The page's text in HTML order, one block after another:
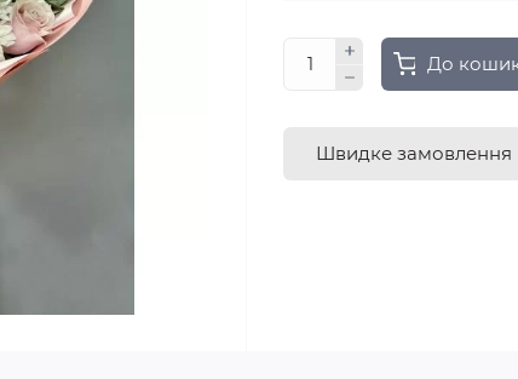
До
Швидке замовлення